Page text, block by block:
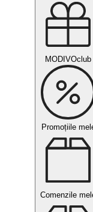
MODIVOclub
Promoțiile
Comenzile